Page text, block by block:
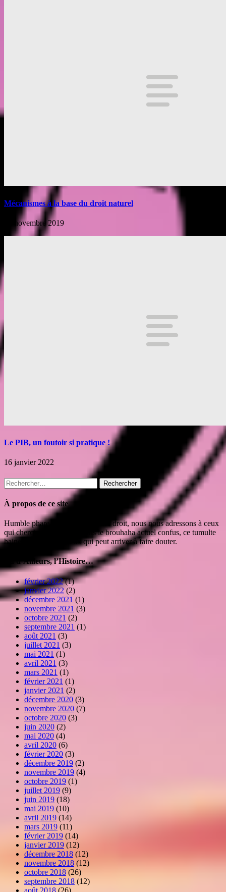
Mécanismes à la base du droit naturel
24 novembre 2019
Le PIB, un foutoir si pratique !
16 janvier 2022
Rechercher :
À propos de ce site
Humble phare isolé mais toujours droit, nous nous adressons à ceux
qui cherchent leur route dans le brouhaha actuel confus, ce tumulte
haineux et irrespectueux qui peut arriver à faire douter.
Vu d’Ailleurs, l’Histoire…
février 2022(1)
janvier 2022(2)
décembre 2021 (1)
novembre 2021 (3)
octobre 2021 (2)
septembre 2021 (1)
août 2021 (3)
juillet 2021 (3)
mai 2021 (1)
avril 2021 (3)
mars 2021 (1)
février 2021 (1)
janvier 2021 (2)
décembre 2020 (3)
novembre 2020 (7)
octobre 2020 (3)
juin 2020 (2)
mai 2020 (4)
avril 2020 (6)
février 2020 (3)
décembre 2019 (2)
novembre 2019 (4)
octobre 2019 (1)
juillet 2019 (9)
juin 2019 (18)
mai 2019 (10)
avril 2019 (14)
mars 2019 (11)
février 2019 (14)
janvier 2019 (12)
décembre 2018 (12)
novembre 2018 (12)
octobre 2018 (26)
septembre 2018 (12)
août 2018 (26)